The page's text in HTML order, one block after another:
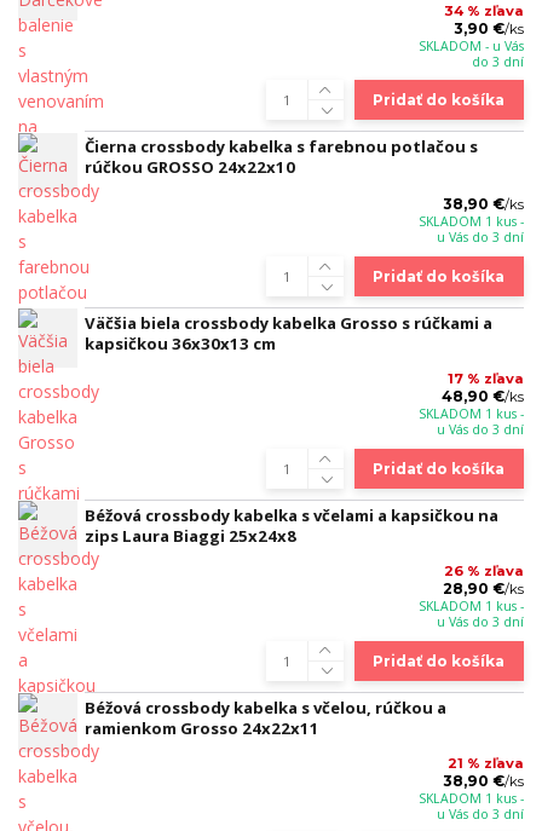
34 % zľava
3,90 €/ks
SKLADOM - u Vás
do 3 dní
Pridať do košíka
Čierna crossbody kabelka s farebnou potlačou s
rúčkou GROSSO 24x22x10
38,90 €/ks
SKLADOM 1 kus -
u Vás do 3 dní
Pridať do košíka
Väčšia biela crossbody kabelka Grosso s rúčkami a
kapsičkou 36x30x13 cm
17 % zľava
48,90 €/ks
SKLADOM 1 kus -
u Vás do 3 dní
Pridať do košíka
Béžová crossbody kabelka s včelami a kapsičkou na
zips Laura Biaggi 25x24x8
26 % zľava
28,90 €/ks
SKLADOM 1 kus -
u Vás do 3 dní
Pridať do košíka
Béžová crossbody kabelka s včelou, rúčkou a
ramienkom Grosso 24x22x11
21 % zľava
38,90 €/ks
SKLADOM 1 kus -
u Vás do 3 dní